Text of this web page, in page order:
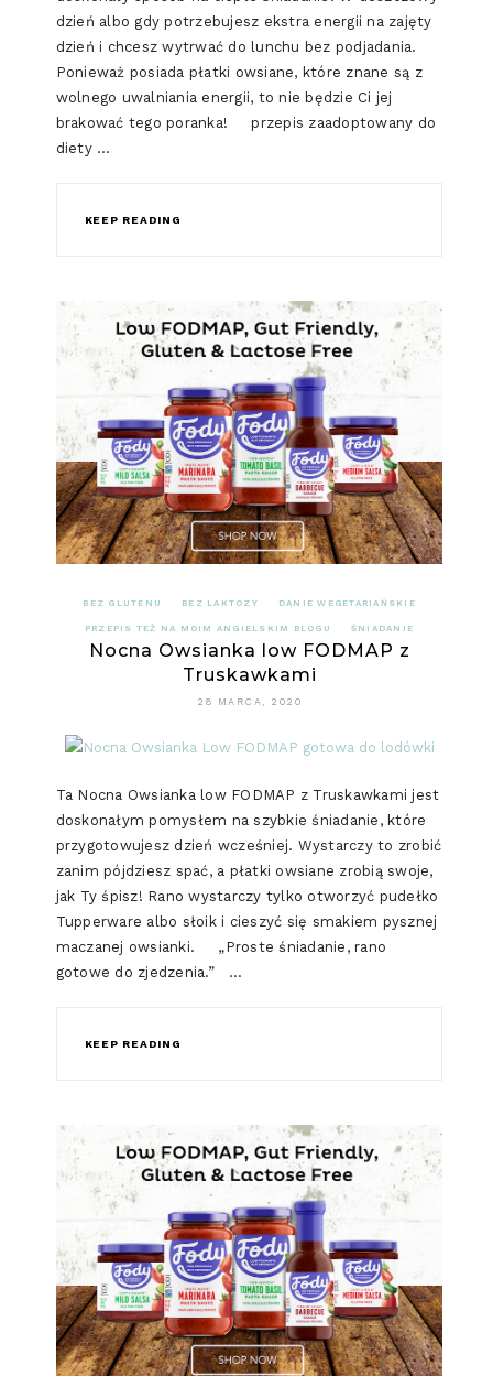
dzień albo gdy potrzebujesz ekstra energii na zajęty
dzień i chcesz wytrwać do lunchu bez podjadania.
Ponieważ posiada płatki owsiane, które znane są z
wolnego uwalniania energii, to nie będzie Ci jej
brakować tego poranka! przepis zaadoptowany do
diety …
KEEP READING
BEZ GLUTENU BEZ LAKTOZY DANIE WEGETARIAŃSKIE
PRZEPIS TEŻ NA MOIM ANGIELSKIM BLOGU ŚNIADANIE
Nocna Owsianka low FODMAP z
Truskawkami
28 MARCA, 2020
Ta Nocna Owsianka low FODMAP z Truskawkami jest
doskonałym pomysłem na szybkie śniadanie, które
przygotowujesz dzień wcześniej. Wystarczy to zrobić
zanim pójdziesz spać, a płatki owsiane zrobią swoje,
jak Ty śpisz! Rano wystarczy tylko otworzyć pudełko
Tupperware albo słoik i cieszyć się smakiem pysznej
maczanej owsianki. „Proste śniadanie, rano
gotowe do zjedzenia.” …
KEEP READING